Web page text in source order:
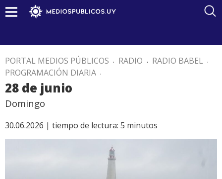
PORTAL MEDIOS PÚBLICOS . RADIO . RADIO BABEL .
PROGRAMACIÓN DIARIA .
28 de junio
Domingo
30.06.2026 | tiempo de lectura: 5 minutos